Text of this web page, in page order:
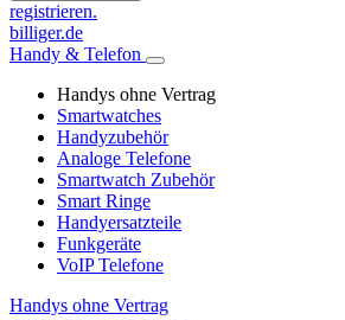
registrieren.
billiger.de
Handy & Telefon
Handys ohne Vertrag
Smartwatches
Handyzubehör
Analoge Telefone
Smartwatch Zubehör
Smart Ringe
Handyersatzteile
Funkgeräte
VoIP Telefone
Handys ohne Vertrag